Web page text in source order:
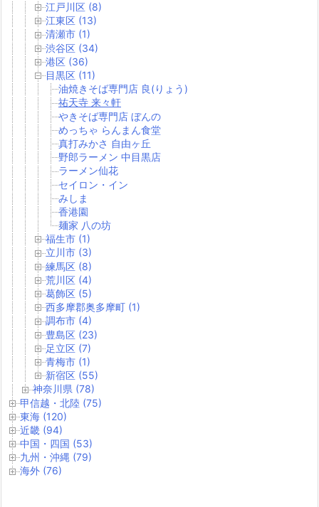
江戸川区 (8)
江東区 (13)
清瀬市 (1)
渋谷区 (34)
港区 (36)
目黒区 (11)
油焼きそば専門店 良(りょう)
祐天寺 来々軒
やきそば専門店 ぼんの
めっちゃ らんまん食堂
真打みかさ 自由ヶ丘
野郎ラーメン 中目黒店
ラーメン仙花
セイロン・イン
みしま
香港園
麺家 八の坊
福生市 (1)
立川市 (3)
練馬区 (8)
荒川区 (4)
葛飾区 (5)
西多摩郡奥多摩町 (1)
調布市 (4)
豊島区 (23)
足立区 (7)
青梅市 (1)
新宿区 (55)
神奈川県 (78)
甲信越・北陸 (75)
東海 (120)
近畿 (94)
中国・四国 (53)
九州・沖縄 (79)
海外 (76)